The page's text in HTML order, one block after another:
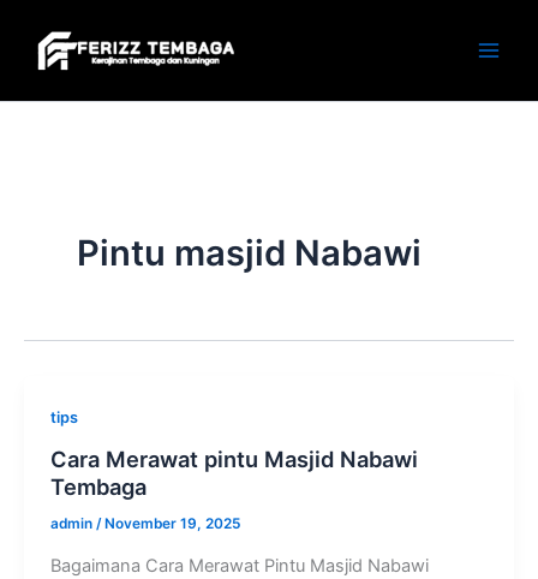
content
Pintu masjid Nabawi
tips
Cara Merawat pintu Masjid Nabawi
Tembaga
admin /November 19, 2025
Bagaimana Cara Merawat Pintu Masjid Nabawi